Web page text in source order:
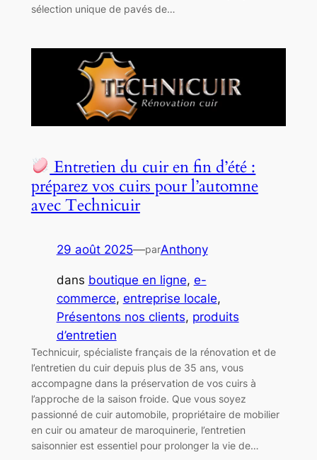
sélection unique de pavés de…
Entretien du cuir en fin d’été :
préparez vos cuirs pour l’automne
avec Technicuir
29 août 2025—parAnthony
dans boutique en ligne, e-
commerce, entreprise locale
Présentons nos clients, produits
d’entretien
Technicuir, spécialiste français de la rénovation et de
l’entretien du cuir depuis plus de 35 ans, vous
accompagne dans la préservation de vos cuirs à
l’approche de la saison froide. Que vous soyez
passionné de cuir automobile, propriétaire de mobilier
en cuir ou amateur de maroquinerie, l’entretien
saisonnier est essentiel pour prolonger la vie de…